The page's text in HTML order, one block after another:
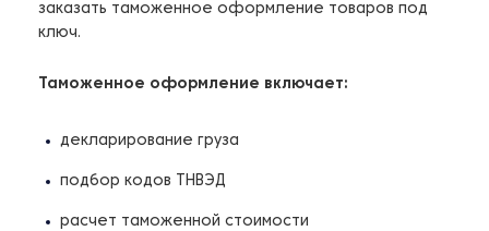
заказать таможенное оформление товаров под
ключ.
Таможенное оформление включает:
декларирование груза
подбор кодов ТНВЭД
расчет таможенной стоимости